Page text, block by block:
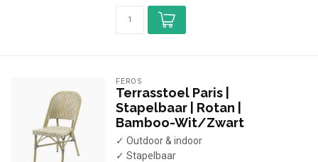
FEROS
Terrasstoel Paris |
Stapelbaar | Rotan |
Bamboo-Wit/Zwart
✓ Outdoor & indoor
✓ Stapelbaar